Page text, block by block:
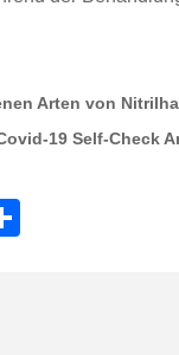
Arten von
19 Self-Check